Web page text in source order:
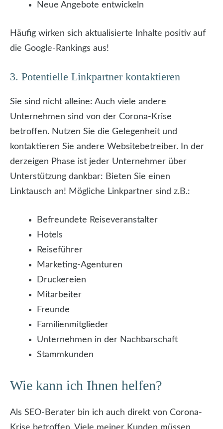
Neue Angebote entwickeln
Häufig wirken sich aktualisierte Inhalte positiv auf
die Google-Rankings aus!
3. Potentielle Linkpartner kontaktieren
Sie sind nicht alleine: Auch viele andere
Unternehmen sind von der Corona-Krise
betroffen. Nutzen Sie die Gelegenheit und
kontaktieren Sie andere Websitebetreiber. In der
derzeigen Phase ist jeder Unternehmer über
Unterstützung dankbar: Bieten Sie einen
Linktausch an! Mögliche Linkpartner sind z.B.:
Befreundete Reiseveranstalter
Hotels
Reiseführer
Marketing-Agenturen
Druckereien
Mitarbeiter
Freunde
Familienmitglieder
Unternehmen in der Nachbarschaft
Stammkunden
Wie kann ich Ihnen helfen?
Als SEO-Berater bin ich auch direkt von Corona-